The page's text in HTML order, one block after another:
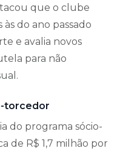
que o clube
do ano passado
e avalia novos
para não
torcedor
do programa sócio-
de R$ 1,7 milhão por